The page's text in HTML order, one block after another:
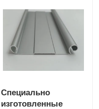
Специально
изготовленные